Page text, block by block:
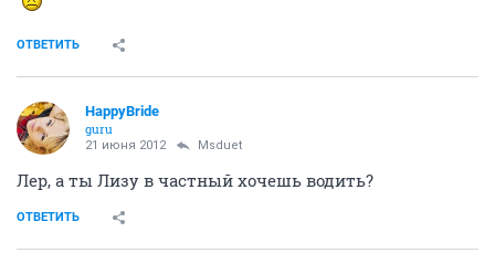
ОТВЕТИТЬ
HappyBride
guru
21 июня 2012 Msduet
Лер, а ты Лизу в частный хочешь водить?
ОТВЕТИТЬ